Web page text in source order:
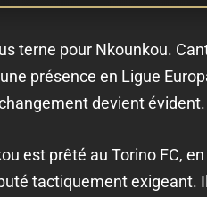
terne pour Nkounkou.
présence en Ligue
devient évident.
est prêté au Torino FC,
tactiquement